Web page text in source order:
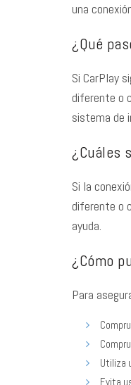
una
¿Qué
Si CarPlay
diferente o
sistema de
¿Cuáles
Si la
diferente o
ayuda.
¿Cómo
Para
Utiliza
Evita